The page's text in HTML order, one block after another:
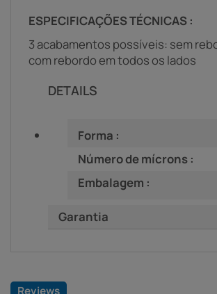
ESPECIFICAÇÕES TÉCNICAS :
3 acabamentos possíveis: sem
com rebordo em todos os lados
DETAILS
Forma :
Número de mícrons :
Embalagem :
Garantia
Reviews